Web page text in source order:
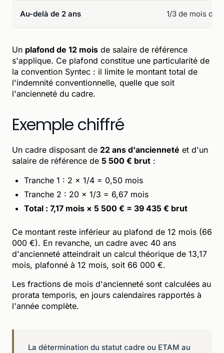
Au-delà de 2 ans 1/3 de mois de
Un plafond de 12 mois de salaire de référence
s'applique. Ce plafond constitue une particularité de
la convention Syntec : il limite le montant total de
l'indemnité conventionnelle, quelle que soit
l'ancienneté du cadre.
Exemple chiffré
Un cadre disposant de 22 ans d'ancienneté et d'un
salaire de référence de 5 500 € brut :
Tranche 1 : 2 × 1/4 = 0,50 mois
Tranche 2 : 20 × 1/3 = 6,67 mois
Total : 7,17 mois × 5 500 € = 39 435 € brut
Ce montant reste inférieur au plafond de 12 mois (66
000 €). En revanche, un cadre avec 40 ans
d'ancienneté atteindrait un calcul théorique de 13,17
mois, plafonné à 12 mois, soit 66 000 €.
Les fractions de mois d'ancienneté sont calculées au
prorata temporis, en jours calendaires rapportés à
l'année complète.
La détermination du statut cadre ou ETAM au